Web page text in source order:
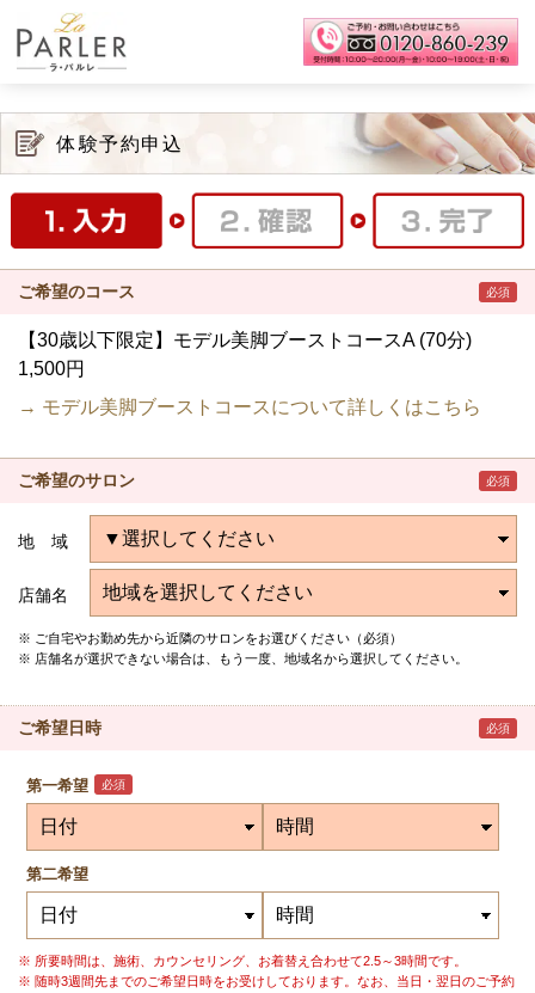
体験予約申込
ご希望のコース 必須
【30歳以下限定】モデル美脚ブーストコースA (70分)
1,500円
→ モデル美脚ブーストコースについて詳しくはこちら
ご希望のサロン 必須
地 域
店舗名
ご自宅やお勤め先から近隣のサロンをお選びください（必須）
店舗名が選択できない場合は、もう一度、地域名から選択してください。
ご希望日時 必須
第一希望 必須
第二希望
所要時間は、施術、カウンセリング、お着替え合わせて2.5～3時間です。
随時3週間先までのご希望日時をお受けしております。なお、当日・翌日のご予約